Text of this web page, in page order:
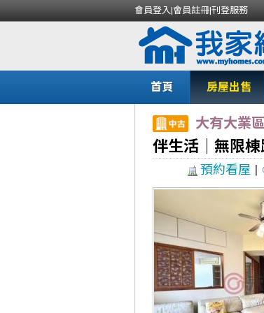
會員登入|會員註冊|刊登服務
首頁 房屋出售
大有大業
伴生活｜無限
預約看屋 |